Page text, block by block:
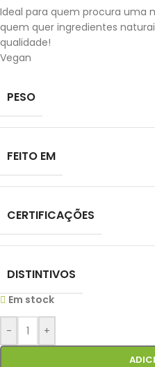
Ideal para quem procura uma
quem quer ingredientes
qualidade!
Vegan
PESO
FEITO EM
CERTIFICAÇÕES
DISTINTIVOS
Em stock
- +